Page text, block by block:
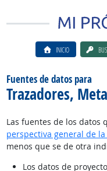
INICIO
Fuentes de datos para
Trazadores,
Las fuentes de los datos
perspectiva general de
menos que se de otra
Los datos de